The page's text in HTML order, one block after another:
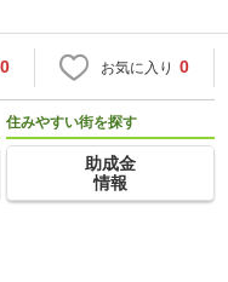
0 お気に入り 0
住みやすい街を探す
助成金
情報